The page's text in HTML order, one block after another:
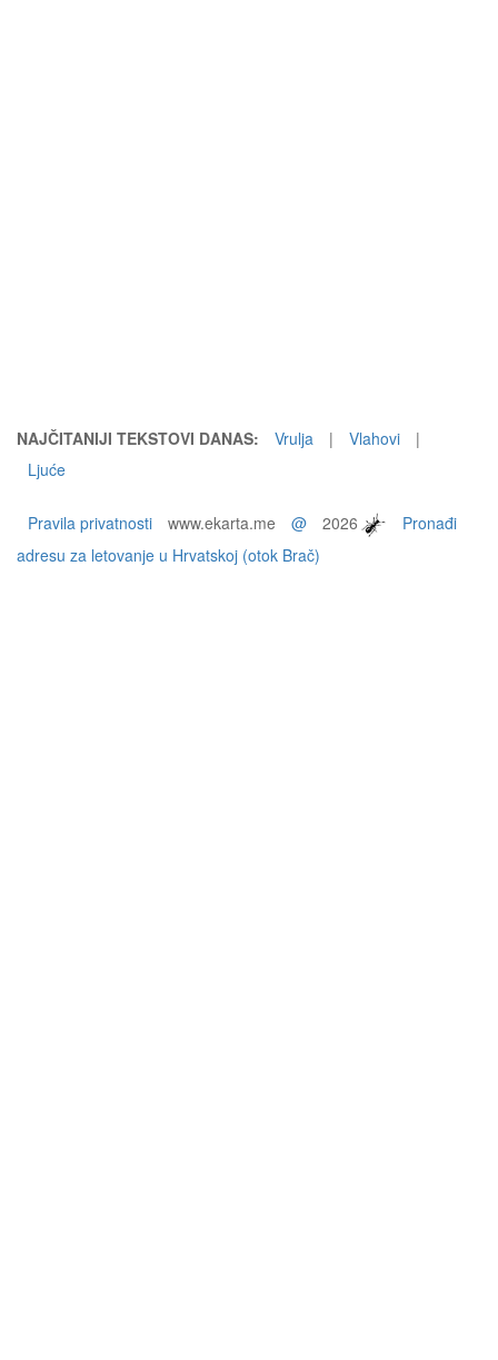
NAJČITANIJI TEKSTOVI DANAS: Vrulja | Vlahovi
|
Ljuće
Pravila privatnosti www.ekarta.me @ 2026
Pronađi
adresu za letovanje u Hrvatskoj (otok Brač)